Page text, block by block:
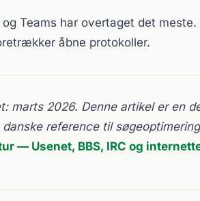
Teams har overtaget det
åbne protokoller.
marts 2026. Denne artikel er en
reference til
— Usenet, BBS, IRC og